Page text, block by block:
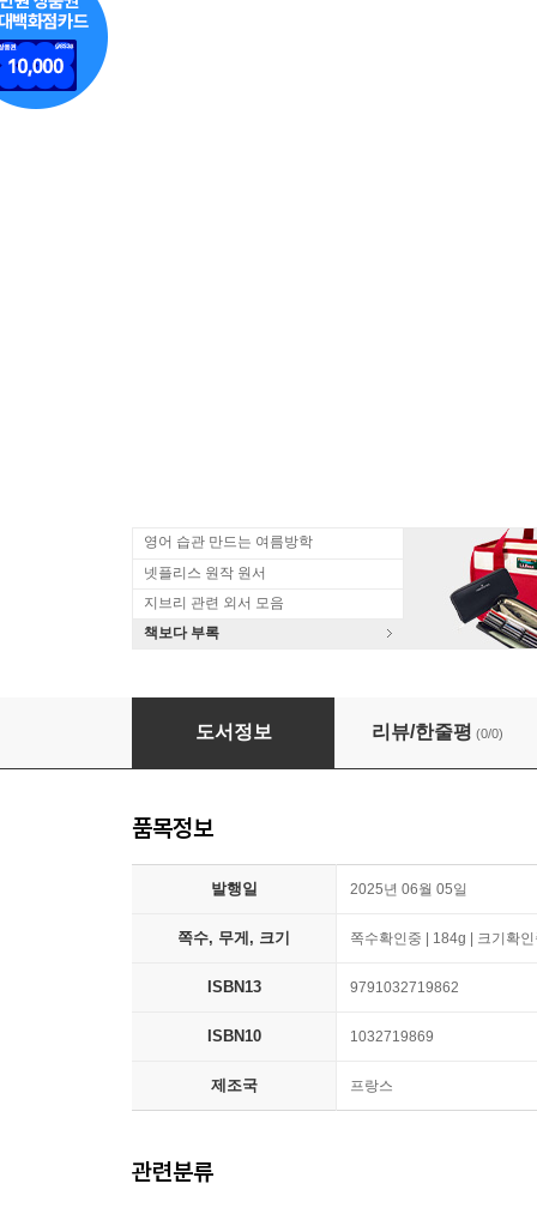
영어 습관 만드는 여름방학
넷플리스 원작 원서
지브리 관련 외서 모음
책보다 부록
나의 히어로 아카데미아 프랑스판
도서정보 리뷰/한줄평 (0/0)
품목정보
발행일 2025년 06월 05일
쪽수, 무게, 크기 쪽수확인중 | 184g | 크기확
ISBN13 9791032719862
ISBN10 1032719869
제조국 프랑스
관련분류